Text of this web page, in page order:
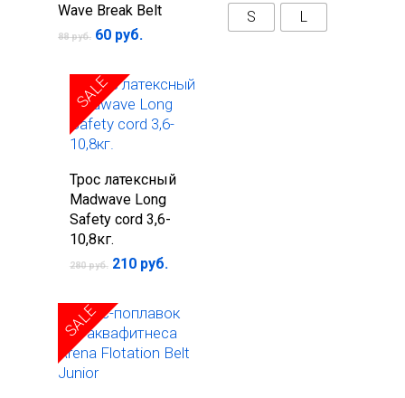
S L
Wave Break Belt
88руб. Первоначальная
цена
88 руб..
60 руб.
SALE
Трос латексный
Madwave Long
Safety cord 3,6-
10,8кг.
280руб. Первоначальная
цена
280 руб..
210 руб.
SALE